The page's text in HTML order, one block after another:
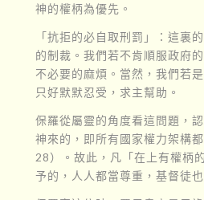
神的權柄為優先。
「抗拒的必自取刑罰」：這裏
的制裁。我們若不肯順服政府
不必要的麻煩。當然，我們若
只好默默忍受，求主幫助。
保羅從屬靈的角度看這問題，
神來的，即所有國家權力架構
28）。故此，凡「在上有權柄
予的，人人都當尊重，基督徒也